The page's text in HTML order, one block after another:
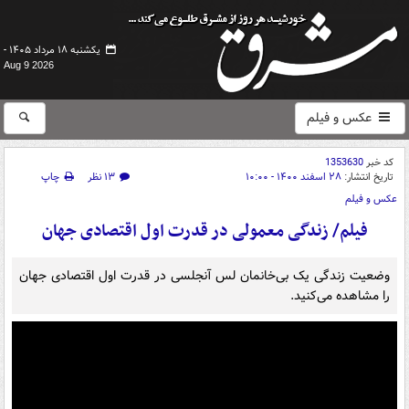
یکشنبه ۱۸ مرداد ۱۴۰۵ -
Aug 9 2026
عکس و فیلم
کد خبر1353630
تاریخ انتشار: ۲۸ اسفند ۱۴۰۰ - ۱۰:۰۰ ۱۳ نظر
چاپ
عکس و فیلم
‏فیلم/ زندگی معمولی در قدرت اول اقتصادی جهان
‏وضعیت زندگی یک بی‌خانمان لس آنجلسی در قدرت اول اقتصادی جهان
را مشاهده می‌کنید.